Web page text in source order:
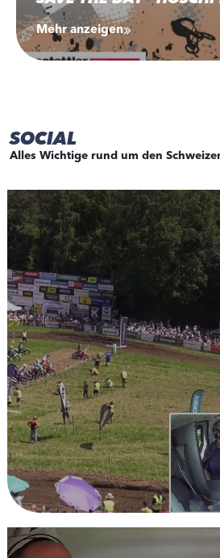
Mehr anzeigen
SOCIAL
Alles Wichtige rund um den